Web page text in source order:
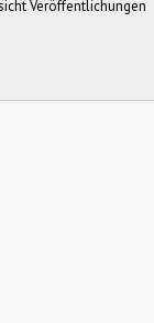
Veröffentlichungen